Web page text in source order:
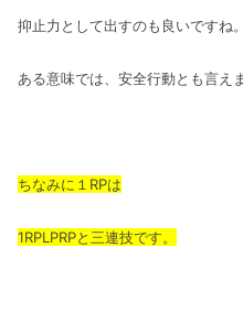
抑止力として出すのも良いですね。
ある意味では、安全行動とも言えま
ちなみに１RPは
1RPLPRPと三連技です。